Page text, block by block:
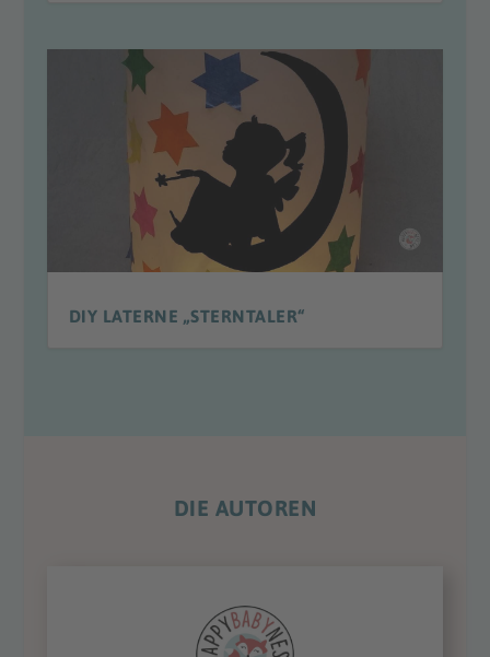
DIY LATERNE „STERNTALER“
DIE AUTOREN